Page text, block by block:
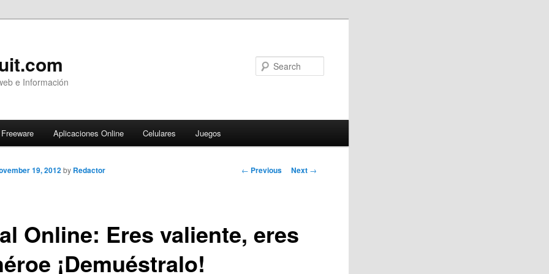
e Información
Freeware Aplicaciones Online Celulares Juegos
Post
← Previous Next →
Online: Eres valiente, eres
¡Demuéstralo!
19, 2012 by Redactor